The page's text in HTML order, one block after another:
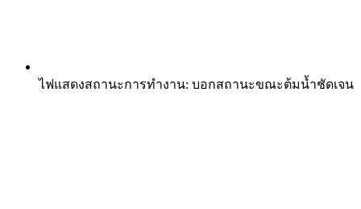
ไฟแสดงสถานะการทำงาน: บอกสถานะขณะต้มน้ำชัดเจน